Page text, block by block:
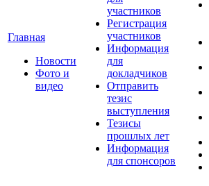
Главная
Новости
Фото и
видео
участников
Регистрация
участников
Информация
для
докладчиков
Отправить
тезис
выступления
Тезисы
прошлых лет
Информация
для спонсоров